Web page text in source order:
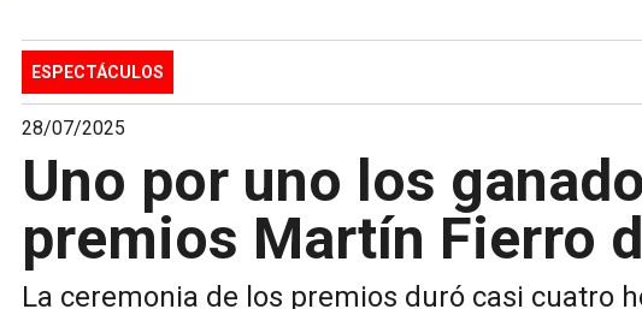
ESPECTÁCULOS
28/07/2025
Uno por uno los
premios Martín Fierro
La ceremonia de los premios duró casi cuatro